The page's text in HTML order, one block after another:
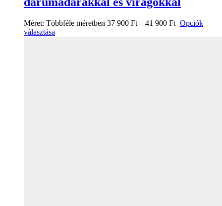
Méret: Többféle méretben 37 900 Ft – 41 900 Ft Opciók
választása